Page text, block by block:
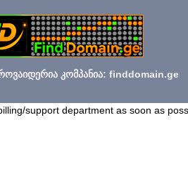
კომპანია: finddomain.ge
support department as soon as